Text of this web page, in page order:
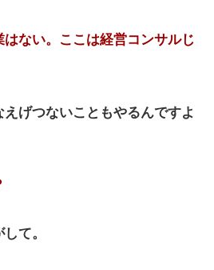
ない。ここは経営コンサルじ
げつないこともやるんですよ
て。